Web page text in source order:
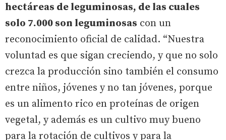
hectáreas de leguminosas, de las cuales
solo 7.000 son leguminosas con un
reconocimiento oficial de calidad. “Nuestra
voluntad es que sigan creciendo, y que no solo
crezca la producción sino también el consumo
entre niños, jóvenes y no tan jóvenes, porque
es un alimento rico en proteínas de origen
vegetal, y además es un cultivo muy bueno
para la rotación de cultivos y para la